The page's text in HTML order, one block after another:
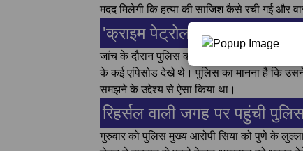
मदद मिलेगी कि हत्या की साजिश कैसे रची गई और
'क्राइम पेट्रोल' देखकर बनाई थी
जांच के दौरान पुलिस को यह भी जानकारी मिली है
के कई एपिसोड देखे थे। पुलिस का मानना है कि
समझने के उद्देश्य से ऐसा किया था।
रिहर्सल वाली जगह पर पहुंची
गुरुवार को पुलिस मुख्य आरोपी सिया को पुणे के